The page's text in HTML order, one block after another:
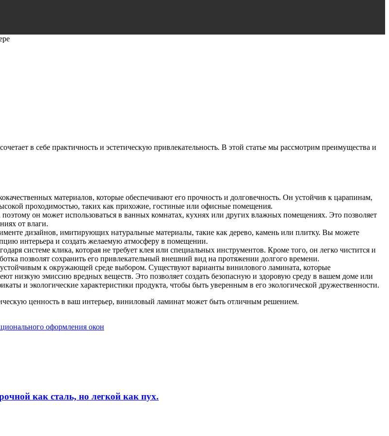
в себе практичность и эстетическую привлекательность. В этой статье мы рассмотрим преимущества и
материалов, которые обеспечивают его прочность и долговечность. Он устойчив к царапинам,
проходимостью, таких как прихожие, гостиные или офисные помещения.
он может использоваться в ванных комнатах, кухнях или других влажных помещениях. Это позволяет
от влаги.
дизайнов, имитирующих натуральные материалы, такие как дерево, камень или плитку. Вы можете
интерьера и создать желаемую атмосферу в помещении.
системе клика, которая не требует клея или специальных инструментов. Кроме того, он легко чистится и
позволят сохранить его привлекательный внешний вид на протяжении долгого времени.
к окружающей среде выбором. Существуют варианты винилового ламината, которые
низкую эмиссию вредных веществ. Это позволяет создать безопасную и здоровую среду в вашем доме или
и экологические характеристики продукта, чтобы быть уверенным в его экологической дружественности.
ценность в ваш интерьер, виниловый ламинат может быть отличным решением.
оформления окон
как сталь, но легкой как пух.